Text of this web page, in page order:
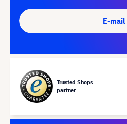
E-mail
Trusted Shops
partner